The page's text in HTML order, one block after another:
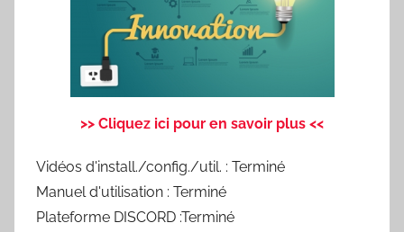
>> Cliquez ici pour en savoir plus <<
Vidéos d'install./config./util. : Terminé
Manuel d'utilisation : Terminé
Plateforme DISCORD :Terminé